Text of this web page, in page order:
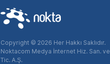
Copyright © 2026 Her Hakkı Saklıdır.
Noktacom Medya İnternet Hiz. San. ve
Tic. A.Ş.